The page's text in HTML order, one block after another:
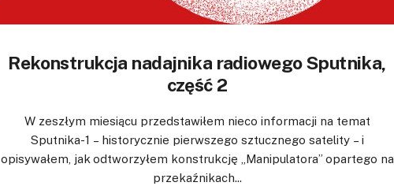
Rekonstrukcja nadajnika radiowego Sputnika,
część 2
W zeszłym miesiącu przedstawiłem nieco informacji na temat
Sputnika-1 – historycznie pierwszego sztucznego satelity – i
opisywałem, jak odtworzyłem konstrukcję „Manipulatora” opartego na
przekaźnikach...